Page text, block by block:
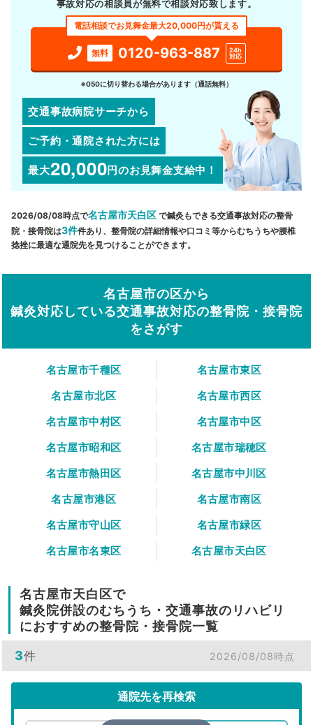
事故対応の相談員が無料で相談対応致します。
電話相談でお見舞金最大20,000円が貰える
無料 0120-963-887
24h
対応
※050に切り替わる場合があります（通話無料）
交通事故病院サーチから
ご予約・通院された方には
最大20,000円のお見舞金支給中！
2026/08/08時点で名古屋市天白区 で鍼灸もできる交通事故対応の整骨
院・接骨院は3件件あり、整骨院の詳細情報や口コミ等からむちうちや腰椎
捻挫に最適な通院先を見つけることができます。
名古屋市の区から
鍼灸対応している交通事故対応の整骨院・接骨院
をさがす
名古屋市千種区
名古屋市東区
名古屋市北区
名古屋市西区
名古屋市中村区
名古屋市中区
名古屋市昭和区
名古屋市瑞穂区
名古屋市熱田区
名古屋市中川区
名古屋市港区
名古屋市南区
名古屋市守山区
名古屋市緑区
名古屋市名東区
名古屋市天白区
名古屋市天白区で
鍼灸院併設のむちうち・交通事故のリハビリ
におすすめの整骨院・接骨院一覧
3件 2026/08/08時点
通院先を再検索